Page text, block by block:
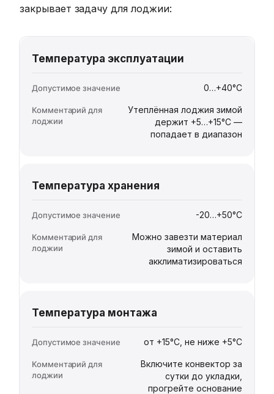
закрывает задачу для лоджии:
Температура эксплуатации
0…+40°C
Утеплённая лоджия зимой
держит +5…+15°C —
попадает в диапазон
Температура хранения
-20…+50°C
Можно завезти материал
зимой и оставить
акклиматизироваться
Температура монтажа
от +15°C, не ниже +5°C
Включите конвектор за
сутки до укладки,
прогрейте основание